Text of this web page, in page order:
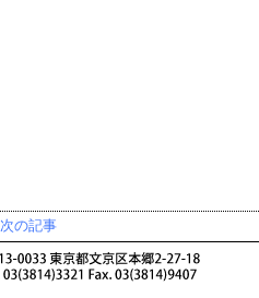
次の記事